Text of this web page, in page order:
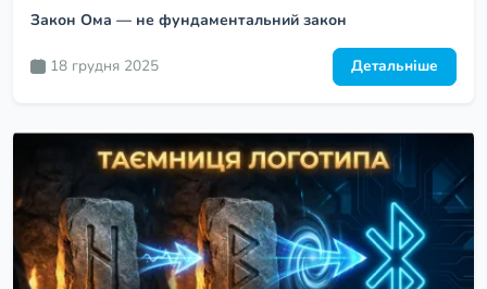
Закон Ома — не фундаментальний закон
18 грудня 2025 Детальніше